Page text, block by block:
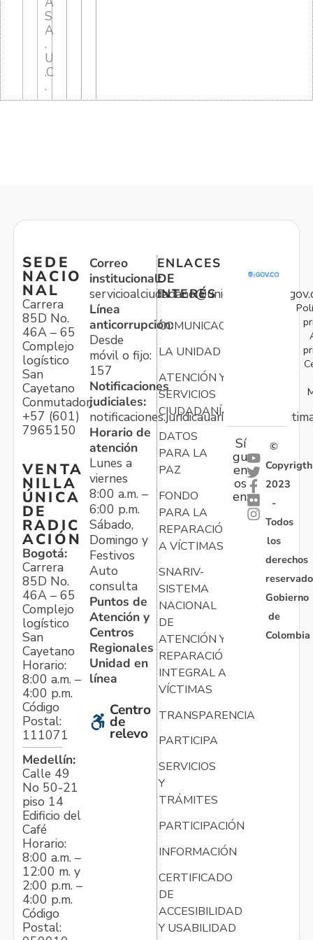
S
A
.
U
.C
.
SEDE
NACIO
NAL
Carrera
85D No.
46A – 65
Complejo
logístico
San
Cayetano
Conmutador:
+57 (601)
7965150
VENTA
NILLA
ÚNICA
DE
RADIC
ACIÓN
Bogotá:
Carrera
85D No.
46A – 65
Complejo
logístico
San
Cayetano
Horario:
8:00 a.m. –
4:00 p.m.
Código
Postal:
111071
Medellín:
Calle 49
No 50-21
piso 14
Edificio del
Café
Horario:
8:00 a.m. –
12:00 m. y
2:00 p.m. –
4:00 p.m.
Código
Postal:
Correo
institucional:
Línea
anticorrupción:
Desde
móvil o fijo:
157
Notificaciones
judiciales:
Horario de
atención
Lunes a
viernes
8:00 a.m. –
6:00 p.m.
Sábado,
Domingo y
Festivos
Auto
consulta
Puntos de
Atención y
Centros
Regionales
Unidad en
línea
Centro
de
relevo
ENLACES
DE
INTERÉS
COMUNICACIONES
LA UNIDAD
ATENCIÓN Y
SERVICIOS
CIUDADANÍA
DATOS
PARA LA
PAZ
FONDO
PARA LA
REPARACIÓN
A VÍCTIMAS
SNARIV-
SISTEMA
NACIONAL
DE
ATENCIÓN Y
REPARACIÓN
INTEGRAL A
VÍCTIMAS
TRANSPARENCIA
PARTICIPA
SERVICIOS
Y
TRÁMITES
PARTICIPACIÓN
INFORMACIÓN
CERTIFICADO
DE
ACCESIBILIDAD
Y USABILIDAD
Sí
gu
en
os
en:
©
Copyrigth
2023
-
Todos
los
derechos
Gobierno
de
Colombia